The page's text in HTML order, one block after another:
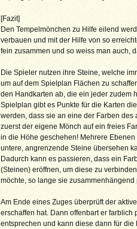
[Fazit]
Den Tempelmönchen zu Hilfe eilend
verbauen und mit der Hilfe von so
fein zusammen und so weiss man auch,
Die Spieler nutzen ihre Steine, welche
um auf dem Spielplan Flächen zu
den Handkarten ab, die ein jeder zudem
Spielplan gibt es Punkte für die Karten
werden, dass sie an eine der Farben
zuerst der eigene Mönch auf ein freies
in die Höhe geschehen! Mehrere
untere, angrenzende Steine übersehen
Dadurch kann es passieren, dass ein
(Steinen) eröffnen, um diese zu
möchte, so lange sie zusammenhängend
Am Ende eines Zuges überprüft der
erschaffen hat. Dann offenbart er
entsprechen und kann diese dann für